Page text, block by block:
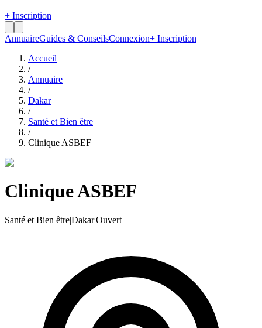
+ Inscription
AnnuaireGuides & ConseilsConnexion+ Inscription
Accueil
/
Annuaire
/
Dakar
/
Santé et Bien être
/
Clinique ASBEF
Clinique ASBEF
Santé et Bien être|Dakar|Ouvert